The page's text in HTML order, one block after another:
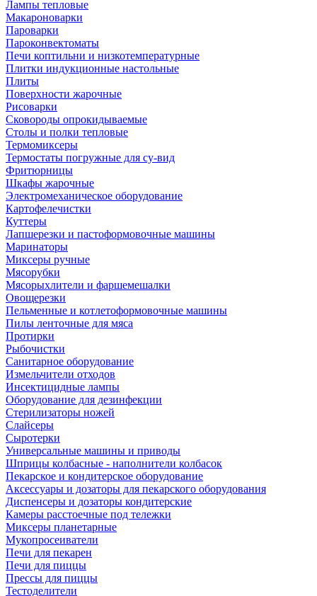
Лампы тепловые
Макароноварки
Пароварки
Пароконвектоматы
Печи коптильни и низкотемпературные
Плитки индукционные настольные
Плиты
Поверхности жарочные
Рисоварки
Сковороды опрокидываемые
Столы и полки тепловые
Термомиксеры
Термостаты погружные для су-вид
Фритюрницы
Шкафы жарочные
Электромеханическое оборудование
Картофелечистки
Куттеры
Лапшерезки и пастоформовочные машины
Маринаторы
Миксеры ручные
Мясорубки
Мясорыхлители и фаршемешалки
Овощерезки
Пельменные и котлетоформовочные машины
Пилы ленточные для мяса
Протирки
Рыбочистки
Санитарное оборудование
Измельчители отходов
Инсектицидные лампы
Оборудование для дезинфекции
Стерилизаторы ножей
Слайсеры
Сыротерки
Универсальные машины и приводы
Шприцы колбасные - наполнители колбасок
Пекарское и кондитерское оборудование
Аксессуары и дозаторы для пекарского оборудования
Диспенсеры и дозаторы кондитерские
Камеры расстоечные под тележки
Миксеры планетарные
Мукопросеиватели
Печи для пекарен
Печи для пиццы
Прессы для пиццы
Тестоделители